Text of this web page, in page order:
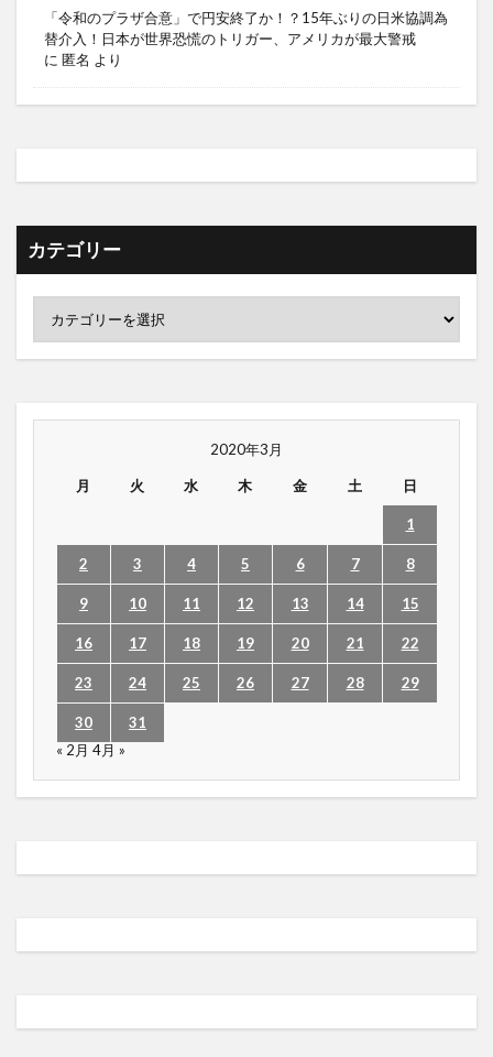
「令和のプラザ合意」で円安終了か！？15年ぶりの日米協調為
替介入！日本が世界恐慌のトリガー、アメリカが最大警戒
に 匿名 より
カテゴリー
2020年3月
月 火 水 木 金 土 日
1
2 3 4 5 6 7 8
9 10 11 12 13 14 15
16 17 18 19 20 21 22
23 24 25 26 27 28 29
30
31
« 2月 4月 »